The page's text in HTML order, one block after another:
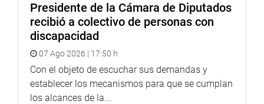
Presidente de la Cámara de Diputados
recibió a colectivo de personas con
discapacidad
07 Ago 2026 | 17:50 h
Con el objeto de escuchar sus demandas y
establecer los mecanismos para que se cumplan
los alcances de la...